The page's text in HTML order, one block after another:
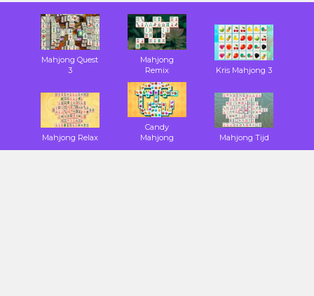
Mahjong Quest
3
Mahjong
Remix
Kris Mahjong 3
Mahjong Relax
Candy
Mahjong
Mahjong Tijd